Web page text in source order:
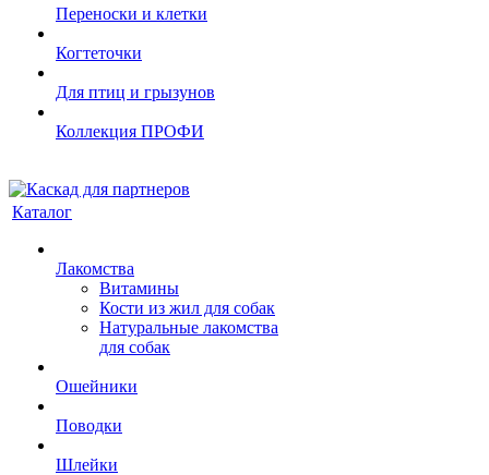
Переноски и клетки
Когтеточки
Для птиц и грызунов
Коллекция ПРОФИ
Каталог
Лакомства
Витамины
Кости из жил для собак
Натуральные лакомства
для собак
Ошейники
Поводки
Шлейки